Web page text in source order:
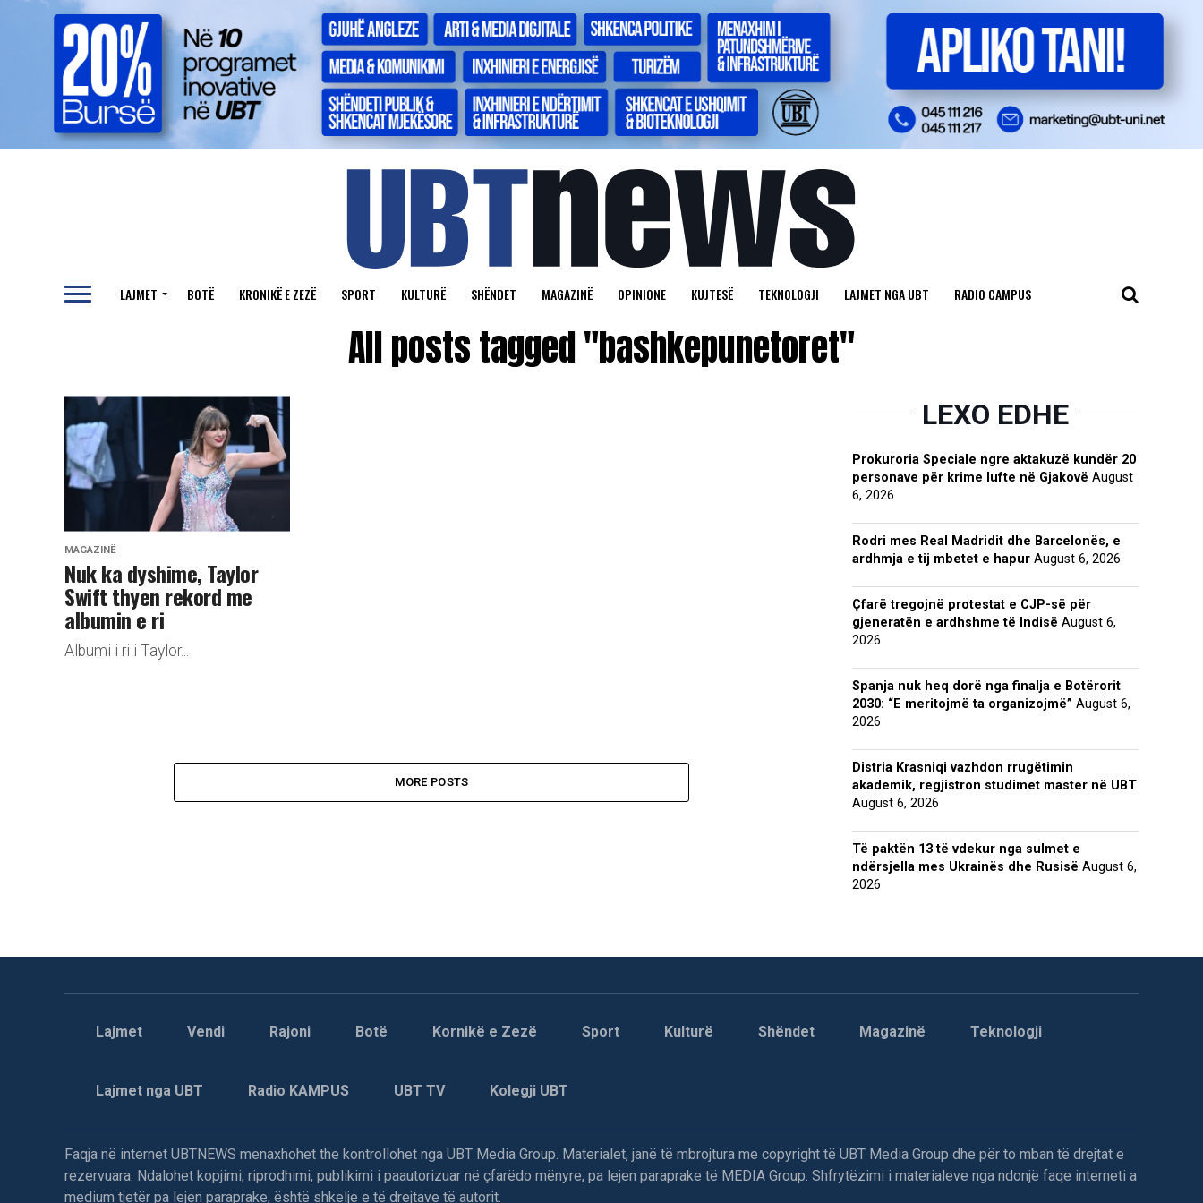
LAJMET BOTË KRONIKË E ZEZË SPORT KULTURË SHËNDET MAGAZINË OPINIONE KUJTESË TEKNOLOGJI LAJMET NGA UBT RADIO CAMPUS
All posts tagged "bashkepunetoret"
MAGAZINË
Nuk ka dyshime, Taylor
Swift thyen rekord me
albumin e ri
Albumi i ri i Taylor...
MORE POSTS
LEXO EDHE
Prokuroria Speciale ngre aktakuzë kundër 20
personave për krime lufte në Gjakovë August
6, 2026
Rodri mes Real Madridit dhe Barcelonës, e
ardhmja e tij mbetet e hapur August 6, 2026
Çfarë tregojnë protestat e CJP-së për
gjeneratën e ardhshme të Indisë August 6,
2026
Spanja nuk heq dorë nga finalja e Botërorit
2030: “E meritojmë ta organizojmë” August 6,
2026
Distria Krasniqi vazhdon rrugëtimin
akademik, regjistron studimet master në UBT
August 6, 2026
Të paktën 13 të vdekur nga sulmet e
ndërsjella mes Ukrainës dhe Rusisë August 6,
2026
Lajmet Vendi Rajoni Botë Kornikë e Zezë Sport Kulturë Shëndet Magazinë Teknologji
Lajmet nga UBT Radio KAMPUS UBT TV Kolegji UBT
Faqja në internet UBTNEWS menaxhohet the kontrollohet nga UBT Media Group. Materialet, janë të mbrojtura me copyright të UBT Media Group dhe për to mban të drejtat e
rezervuara. Ndalohet kopjimi, riprodhimi, publikimi i paautorizuar në çfarëdo mënyre, pa lejen paraprake të MEDIA Group. Shfrytëzimi i materialeve nga ndonjë faqe interneti a
medium tjetër pa lejen paraprake, është shkelje e të drejtave të autorit.